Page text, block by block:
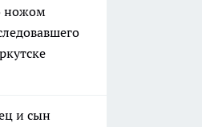
ножом
и сын